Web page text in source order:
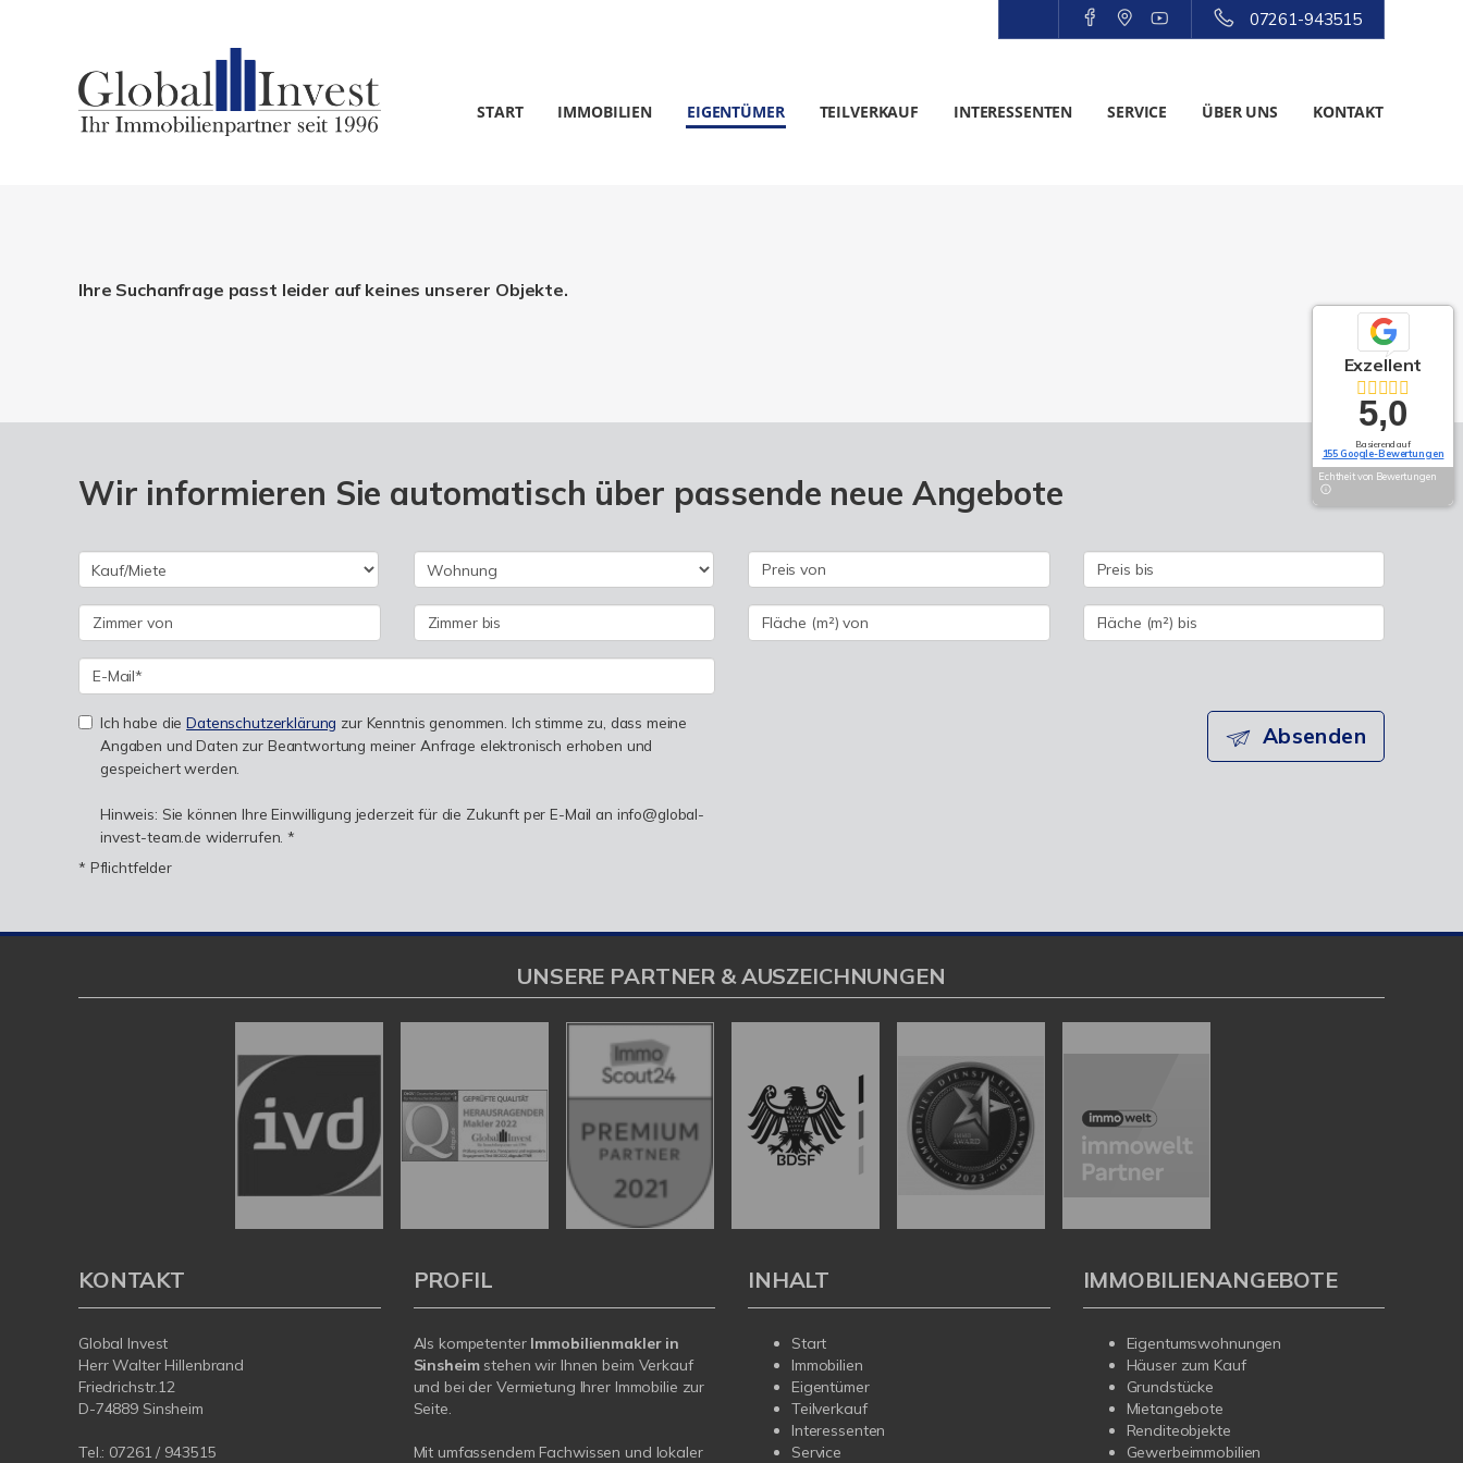
07261-943515
START IMMOBILIEN EIGENTÜMER TEILVERKAUF INTERESSENTEN SERVICE ÜBER UNS KONTAKT
Ihre Suchanfrage passt leider auf keines unserer Objekte.
Wir informieren Sie automatisch über passende neue Angebote
Ich habe dieDatenschutzerklärung zur Kenntnis genommen. Ich stimme zu, dass meine
Angaben und Daten zur Beantwortung meiner Anfrage elektronisch erhoben und
gespeichert werden.
Hinweis: Sie können Ihre Einwilligung jederzeit für die Zukunft per E-Mail an info@global-
invest-team.de widerrufen. *
* Pflichtfelder
Absenden
Exzellent
5,0
Basierend auf
155 Google-Bewertungen
Echtheit von Bewertungen
UNSERE PARTNER & AUSZEICHNUNGEN
KONTAKT
Global Invest
Herr Walter Hillenbrand
Friedrichstr.12
D-74889 Sinsheim
Tel.: 07261 / 943515
PROFIL
Als kompetenter Immobilienmakler in
Sinsheimstehen wir Ihnen beim Verkauf
und bei der Vermietung Ihrer Immobilie zur
Seite.
Mit umfassendem Fachwissen und lokaler
INHALT
Start
Immobilien
Eigentümer
Teilverkauf
Interessenten
Service
IMMOBILIENANGEBOTE
Eigentumswohnungen
Häuser zum Kauf
Grundstücke
Mietangebote
Renditeobjekte
Gewerbeimmobilien